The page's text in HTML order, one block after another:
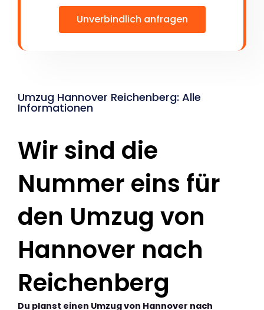
Unverbindlich anfragen
Umzug Hannover Reichenberg: Alle
Informationen
Wir sind die
Nummer eins für
den Umzug von
Hannover nach
Reichenberg
Du planst einen Umzug von Hannover nach